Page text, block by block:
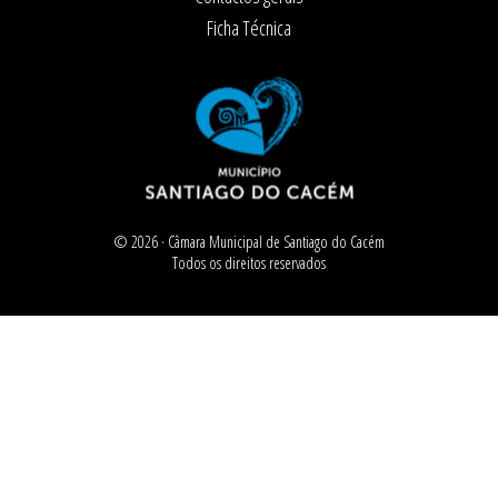
Ficha Técnica
© 2026 · Câmara Municipal de Santiago do Cacém
Todos os direitos reservados